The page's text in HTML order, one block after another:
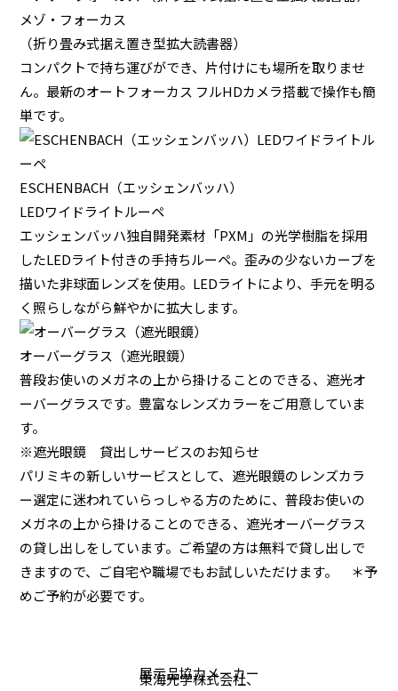
メゾ・フォーカス
（折り畳み式据え置き型拡大読書器）
コンパクトで持ち運びができ、片付けにも場所を取りませ
ん。最新のオートフォーカス フルHDカメラ搭載で操作も簡
単です。
ESCHENBACH（エッシェンバッハ）
LEDワイドライトルーペ
エッシェンバッハ独自開発素材「PXM」の光学樹脂を採用
したLEDライト付きの手持ちルーペ。歪みの少ないカーブを
描いた非球面レンズを使用。LEDライトにより、手元を明る
く照らしながら鮮やかに拡大します。
オーバーグラス（遮光眼鏡）
普段お使いのメガネの上から掛けることのできる、遮光オ
ーバーグラスです。豊富なレンズカラーをご用意していま
す。
※遮光眼鏡 貸出しサービスのお知らせ
パリミキの新しいサービスとして、遮光眼鏡のレンズカラ
ー選定に迷われていらっしゃる方のために、普段お使いの
メガネの上から掛けることのできる、遮光オーバーグラス
の貸し出しをしています。ご希望の方は無料で貸し出しで
きますので、ご自宅や職場でもお試しいただけます。 ＊予
めご予約が必要です。
展示品協力メーカー
東海光学株式会社、